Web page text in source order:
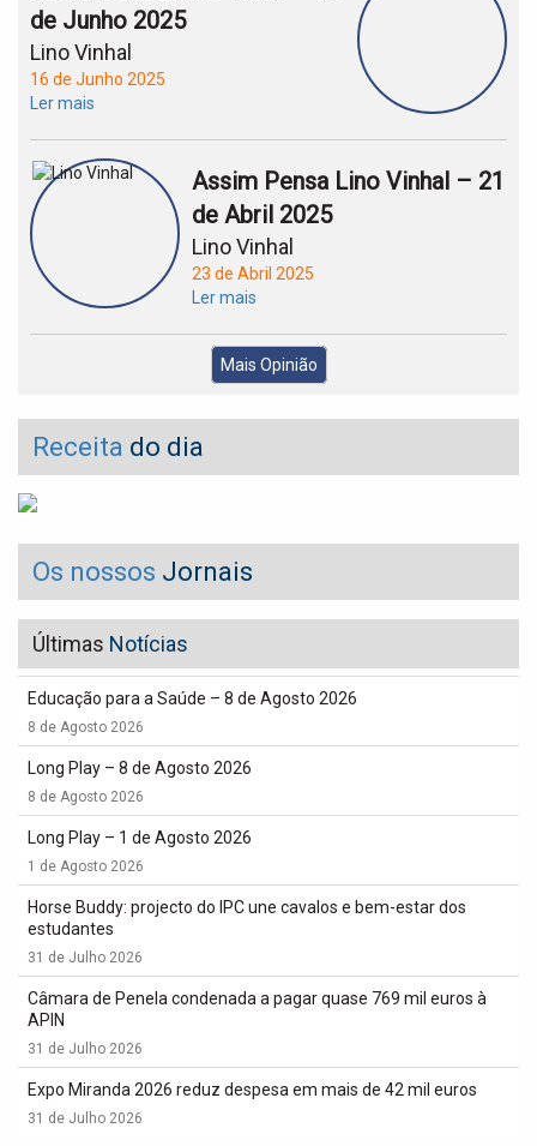
de Junho 2025
Lino Vinhal
16 de Junho 2025
Ler mais
Assim Pensa Lino Vinhal – 21
de Abril 2025
Lino Vinhal
23 de Abril 2025
Ler mais
Mais Opinião
Receita do dia
Os nossos Jornais
Últimas Notícias
Educação para a Saúde – 8 de Agosto 2026
8 de Agosto 2026
Long Play – 8 de Agosto 2026
8 de Agosto 2026
Long Play – 1 de Agosto 2026
1 de Agosto 2026
Horse Buddy: projecto do IPC une cavalos e bem-estar dos
estudantes
31 de Julho 2026
Câmara de Penela condenada a pagar quase 769 mil euros à
APIN
31 de Julho 2026
Expo Miranda 2026 reduz despesa em mais de 42 mil euros
31 de Julho 2026